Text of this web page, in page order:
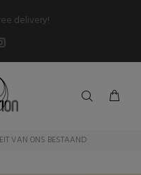
delivery!
VAN ONS BESTAAND